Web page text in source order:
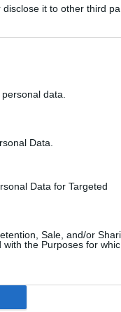
it to other third
data.
Data.
Data for Targeted
Sale, and/or
the Purposes for
lähdössä
ja
20:12